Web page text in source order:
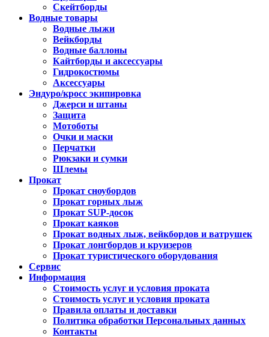
Скейтборды
Водные товары
Водные лыжи
Вейкборды
Водные баллоны
Кайтборды и аксессуары
Гидрокостюмы
Аксессуары
Эндуро/кросс экипировка
Джерси и штаны
Защита
Мотоботы
Очки и маски
Перчатки
Рюкзаки и сумки
Шлемы
Прокат
Прокат сноубордов
Прокат горных лыж
Прокат SUP-досок
Прокат каяков
Прокат водных лыж, вейкбордов и ватрушек
Прокат лонгбордов и круизеров
Прокат туристического оборудования
Сервис
Информация
Стоимость услуг и условия проката
Стоимость услуг и условия проката
Правила оплаты и доставки
Политика обработки Персональных данных
Контакты